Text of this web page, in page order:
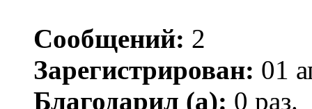
Сообщений: 2
Зарегистрирован: 01
Благодарил (а): 0 раз.